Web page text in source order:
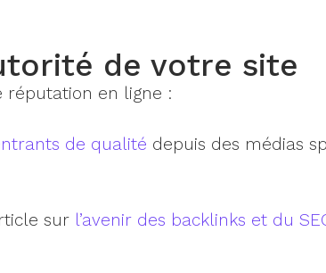
de votre site
réputation en ligne :
de qualité depuis des médias
sur l’avenir des backlinks et du